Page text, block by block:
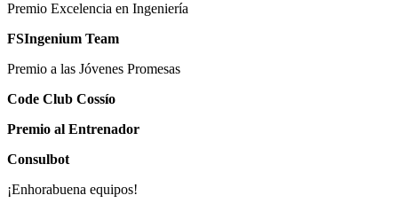
Premio Excelencia en Ingeniería
FSIngenium Team
Premio a las Jóvenes Promesas
Code Club Cossío
Premio al Entrenador
Consulbot
¡Enhorabuena equipos!